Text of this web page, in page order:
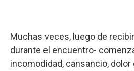
Muchas veces, luego de
durante el encuentro-
incomodidad, cansancio,